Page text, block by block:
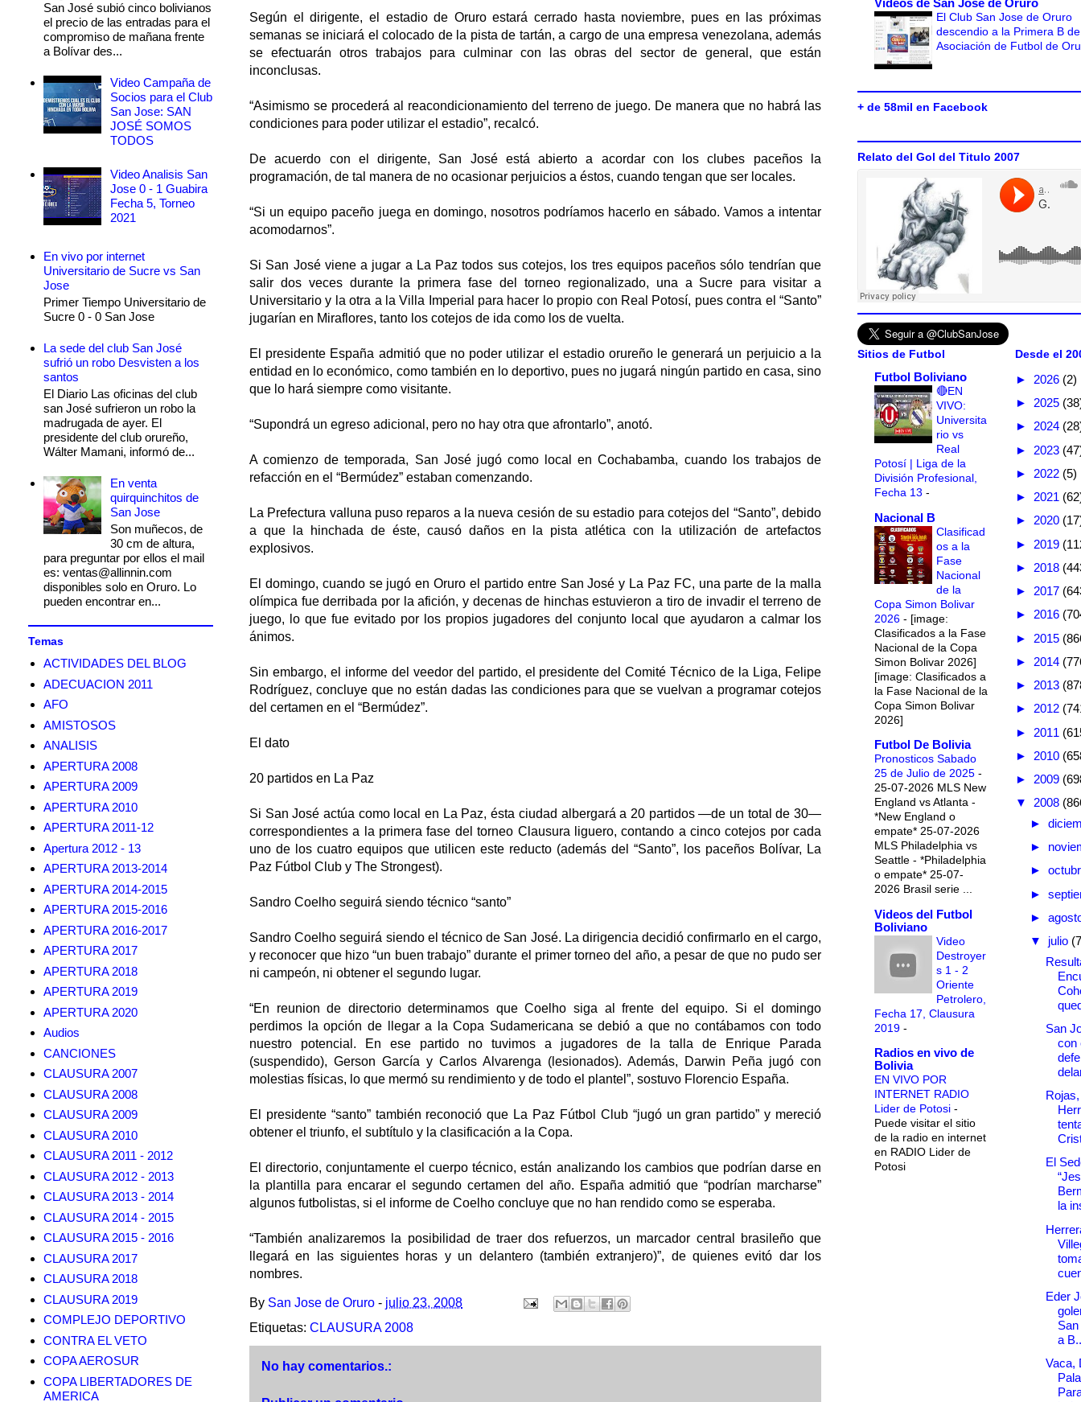
Según el dirigente, el estadio de Oruro estará cerrado hasta noviembre, pues en las próximas
semanas se iniciará el colocado de la pista de tartán, a cargo de una empresa venezolana, además
se efectuarán otros trabajos para culminar con las obras del sector de general, que están
inconclusas.
“Asimismo se procederá al reacondicionamiento del terreno de juego. De manera que no habrá las
condiciones para poder utilizar el estadio”, recalcó.
De acuerdo con el dirigente, San José está abierto a acordar con los clubes paceños la
programación, de tal manera de no ocasionar perjuicios a éstos, cuando tengan que ser locales.
“Si un equipo paceño juega en domingo, nosotros podríamos hacerlo en sábado. Vamos a intentar
acomodarnos”.
Si San José viene a jugar a La Paz todos sus cotejos, los tres equipos paceños sólo tendrían que
salir dos veces durante la primera fase del torneo regionalizado, una a Sucre para visitar a
Universitario y la otra a la Villa Imperial para hacer lo propio con Real Potosí, pues contra el “Santo”
jugarían en Miraflores, tanto los cotejos de ida como los de vuelta.
El presidente España admitió que no poder utilizar el estadio orureño le generará un perjuicio a la
entidad en lo económico, como también en lo deportivo, pues no jugará ningún partido en casa, sino
que lo hará siempre como visitante.
“Supondrá un egreso adicional, pero no hay otra que afrontarlo”, anotó.
A comienzo de temporada, San José jugó como local en Cochabamba, cuando los trabajos de
refacción en el “Bermúdez” estaban comenzando.
La Prefectura valluna puso reparos a la nueva cesión de su estadio para cotejos del “Santo”, debido
a que la hinchada de éste, causó daños en la pista atlética con la utilización de artefactos
explosivos.
El domingo, cuando se jugó en Oruro el partido entre San José y La Paz FC, una parte de la malla
olímpica fue derribada por la afición, y decenas de hinchas estuvieron a tiro de invadir el terreno de
juego, lo que fue evitado por los propios jugadores del conjunto local que ayudaron a calmar los
ánimos.
Sin embargo, el informe del veedor del partido, el presidente del Comité Técnico de la Liga, Felipe
Rodríguez, concluye que no están dadas las condiciones para que se vuelvan a programar cotejos
del certamen en el “Bermúdez”.
El dato
20 partidos en La Paz
Si San José actúa como local en La Paz, ésta ciudad albergará a 20 partidos —de un total de 30—
correspondientes a la primera fase del torneo Clausura liguero, contando a cinco cotejos por cada
uno de los cuatro equipos que utilicen este reducto (además del “Santo”, los paceños Bolívar, La
Paz Fútbol Club y The Strongest).
Sandro Coelho seguirá siendo técnico “santo”
Sandro Coelho seguirá siendo el técnico de San José. La dirigencia decidió confirmarlo en el cargo,
y reconocer que hizo “un buen trabajo” durante el primer torneo del año, a pesar de que no pudo ser
ni campeón, ni obtener el segundo lugar.
“En reunion de directorio determinamos que Coelho siga al frente del equipo. Si el domingo
perdimos la opción de llegar a la Copa Sudamericana se debió a que no contábamos con todo
nuestro potencial. En ese partido no tuvimos a jugadores de la talla de Enrique Parada
(suspendido), Gerson García y Carlos Alvarenga (lesionados). Además, Darwin Peña jugó con
molestias físicas, lo que mermó su rendimiento y de todo el plantel”, sostuvo Florencio España.
El presidente “santo” también reconoció que La Paz Fútbol Club “jugó un gran partido” y mereció
obtener el triunfo, el subtítulo y la clasificación a la Copa.
El directorio, conjuntamente el cuerpo técnico, están analizando los cambios que podrían darse en
la plantilla para encarar el segundo certamen del año. España admitió que “podrían marcharse”
algunos futbolistas, si el informe de Coelho concluye que no han rendido como se esperaba.
“También analizaremos la posibilidad de traer dos refuerzos, un marcador central brasileño que
llegará en las siguientes horas y un delantero (también extranjero)”, de quienes evitó dar los
nombres.
By San Jose de Oruro - julio 23, 2008
Etiquetas: CLAUSURA 2008
No hay comentarios.:
San José subió cinco bolivianos
el precio de las entradas para el
compromiso de mañana frente
a Bolívar des...
Video Campaña de
Socios para el Club
San Jose: SAN
JOSÉ SOMOS
TODOS
Video Analisis San
Jose 0 - 1 Guabira
Fecha 5, Torneo
2021
En vivo por internet
Universitario de Sucre vs San
Jose
Primer Tiempo Universitario de
Sucre 0 - 0 San Jose
La sede del club San José
sufrió un robo Desvisten a los
santos
El Diario Las oficinas del club
san José sufrieron un robo la
madrugada de ayer. El
presidente del club orureño,
Wálter Mamani, informó de...
En venta
quirquinchitos de
San Jose
Son muñecos, de
30 cm de altura,
para preguntar por ellos el mail
es: ventas@allinnin.com
disponibles solo en Oruro. Lo
pueden encontrar en...
Temas
ACTIVIDADES DEL BLOG
ADECUACION 2011
AFO
AMISTOSOS
ANALISIS
APERTURA 2008
APERTURA 2009
APERTURA 2010
APERTURA 2011-12
Apertura 2012 - 13
APERTURA 2013-2014
APERTURA 2014-2015
APERTURA 2015-2016
APERTURA 2016-2017
APERTURA 2017
APERTURA 2018
APERTURA 2019
APERTURA 2020
Audios
CANCIONES
CLAUSURA 2007
CLAUSURA 2008
CLAUSURA 2009
CLAUSURA 2010
CLAUSURA 2011 - 2012
CLAUSURA 2012 - 2013
CLAUSURA 2013 - 2014
CLAUSURA 2014 - 2015
CLAUSURA 2015 - 2016
CLAUSURA 2017
CLAUSURA 2018
CLAUSURA 2019
COMPLEJO DEPORTIVO
CONTRA EL VETO
COPA AEROSUR
COPA LIBERTADORES DE
AMERICA
El Club San Jose de Oruro
descendio a la Primera B
Asociación de Futbol de
+ de 58mil en Facebook
Relato del Gol del Titulo 2007
Sitios de Futbol
Futbol Boliviano
🔴EN
VIVO:
Universita
rio vs
Real
Potosí | Liga de la
División Profesional,
Fecha 13 -
Nacional B
Clasificad
os a la
Fase
Nacional
de la
Copa Simon Bolivar
2026 - [image:
Clasificados a la Fase
Nacional de la Copa
Simon Bolivar 2026]
[image: Clasificados a
la Fase Nacional de la
Copa Simon Bolivar
2026]
Futbol De Bolivia
Pronosticos Sabado
25 de Julio de 2025 -
25-07-2026 MLS New
England vs Atlanta -
*New England o
empate* 25-07-2026
MLS Philadelphia vs
Seattle - *Philadelphia
o empate* 25-07-
2026 Brasil serie ...
Videos del Futbol
Boliviano
Video
Destroyer
s 1 - 2
Oriente
Petrolero,
Fecha 17, Clausura
2019 -
Radios en vivo de
Bolivia
EN VIVO POR
INTERNET RADIO
Lider de Potosi -
Puede visitar el sitio
de la radio en internet
en RADIO Lider de
Potosi
Desde el
► 2026 (2)
► 2025
► 2024
► 2023
► 2022 (5)
► 2021
► 2020
► 2019
► 2018
► 2017
► 2016
► 2015
► 2014
► 2013
► 2012
► 2011
► 2010
► 2009
▼ 2008
►
►
►
►
►
▼ julio
San
con
El
la
Eder
a
Vaca,